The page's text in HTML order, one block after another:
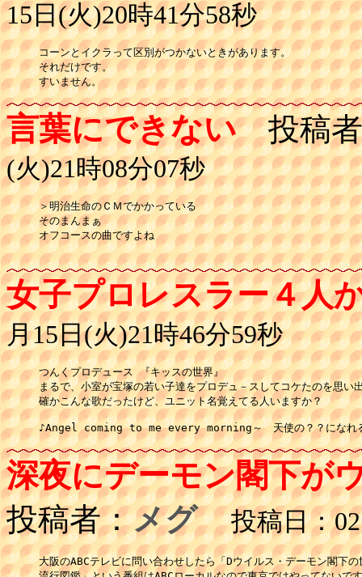
15日(火)20時41分58秒
コーンとイクラって区別がつかないときがあります。
それだけです。
すいません。
言葉にできない投稿
(火)21時08分07秒
＞明治生命のＣＭでかかっている
そのまんまぁ
オフコースの曲ですよね
女子プロレスラー４人
月15日(火)21時46分59秒
つんくプロデュース 『キッスの世界』
まるで、小室が宝塚の若い子達をプロデュ－スしてコケたのを思い
確かこんな歌だったけど、ユニット名覚えてる人いますか？
♪Angel coming to me every morning～　天使の？？になれ
深夜にデーモン閣下が
投稿者：メグ 投稿日：02
大阪のABCテレビに問い合わせしたら「Dウイルス・デーモン閣下の